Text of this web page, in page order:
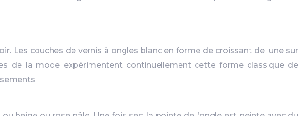
Les couches de vernis à ongles blanc en forme de croissant de lune sur
de la mode expérimentent continuellement cette forme classique de